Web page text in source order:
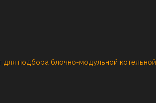
для подбора блочно-модульной котельной